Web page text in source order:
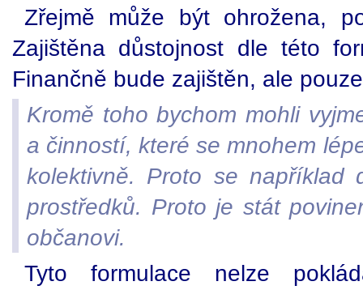
Zřejmě může být ohrožena,
Zajištěna důstojnost dle této
Finančně bude zajištěn, ale
Kromě toho bychom mohli
a činností, které se mnohem
kolektivně. Proto se například
prostředků. Proto je stát
občanovi.
Tyto formulace nelze